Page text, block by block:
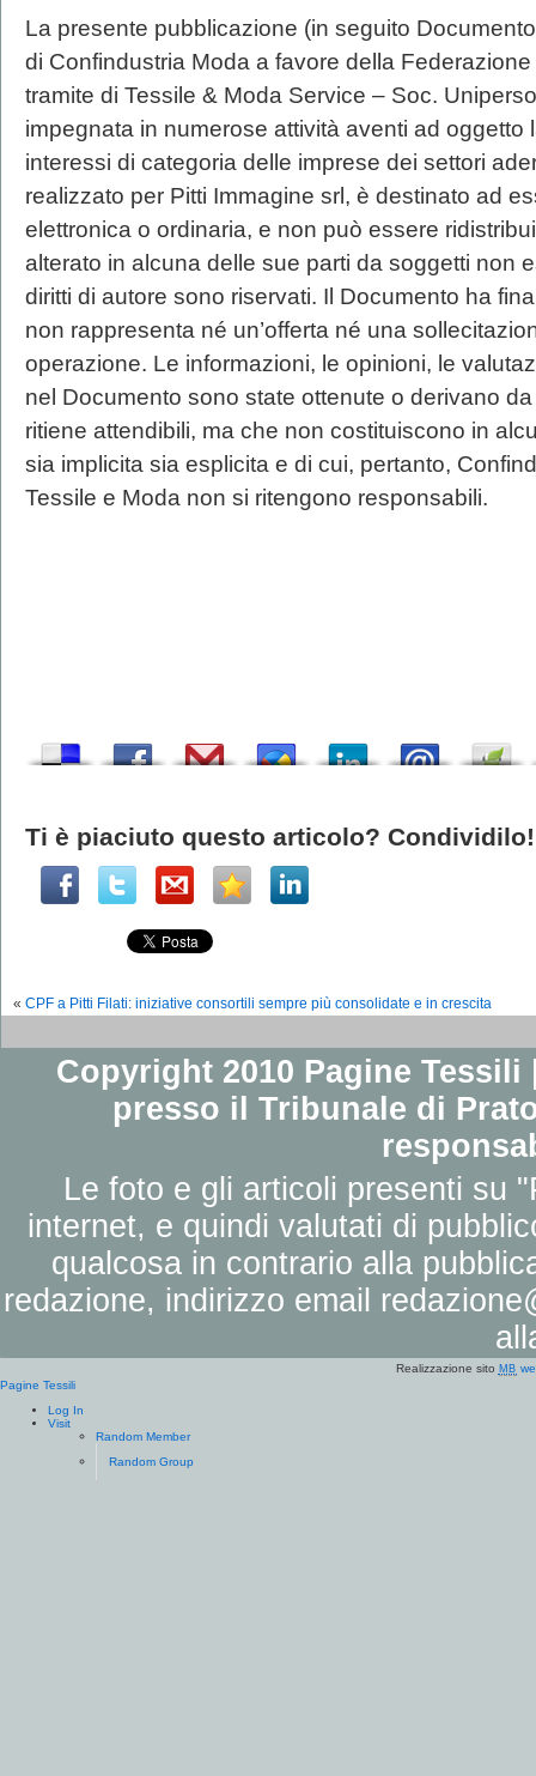
La presente pubblicazione (in seguito
di Confindustria Moda a favore della
tramite di Tessile & Moda Service – Soc.
impegnata in numerose attività aventi ad oggetto
interessi di categoria delle imprese dei settori
realizzato per Pitti Immagine srl, è destinato ad
elettronica o ordinaria, e non può essere
alterato in alcuna delle sue parti da soggetti non
diritti di autore sono riservati. Il Documento ha
non rappresenta né un’offerta né una
operazione. Le informazioni, le opinioni, le
nel Documento sono state ottenute o derivano
ritiene attendibili, ma che non costituiscono in
sia implicita sia esplicita e di cui, pertanto,
Tessile e Moda non si ritengono responsabili.
Ti è piaciuto questo articolo? Condividilo!
« CPF a Pitti Filati: iniziative consortili sempre più consolidate e in crescita
Copyright 2010 Pagine
presso il Tribunale di
Le foto e gli articoli presenti su
internet, e quindi valutati di
qualcosa in contrario alla
redazione, indirizzo email
Realizzazione sito MB
Pagine Tessili
Log In
Visit
Random Member
Random Group